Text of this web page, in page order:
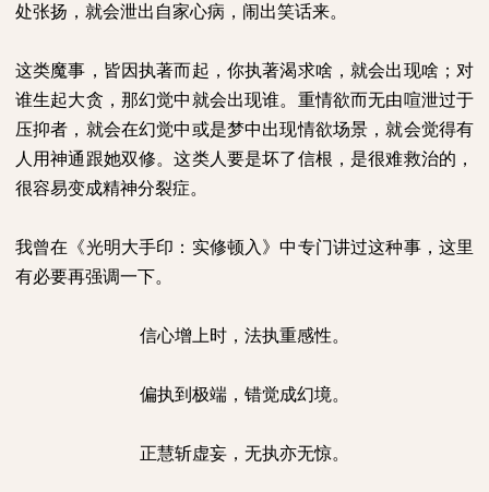
处张扬，就会泄出自家心病，闹出笑话来。
这类魔事，皆因执著而起，你执著渴求啥，就会出现啥；对
谁生起大贪，那幻觉中就会出现谁。重情欲而无由喧泄过于
压抑者，就会在幻觉中或是梦中出现情欲场景，就会觉得有
人用神通跟她双修。这类人要是坏了信根，是很难救治的，
很容易变成精神分裂症。
我曾在《光明大手印：实修顿入》中专门讲过这种事，这里
有必要再强调一下。
信心增上时，法执重感性。
偏执到极端，错觉成幻境。
正慧斩虚妄，无执亦无惊。